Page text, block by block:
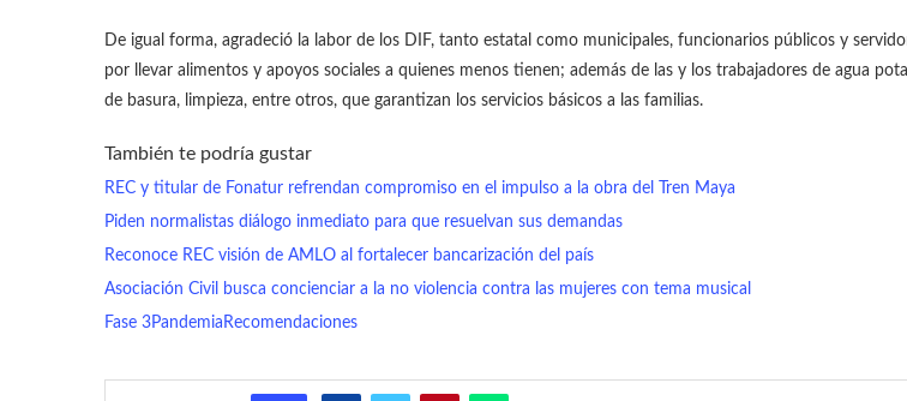
De igual forma, agradeció la labor de los DIF, tanto estatal como municipales, funcionarios públicos y
por llevar alimentos y apoyos sociales a quienes menos tienen; además de las y los trabajadores de agua
de basura, limpieza, entre otros, que garantizan los servicios básicos a las familias.
También te podría gustar
REC y titular de Fonatur refrendan compromiso en el impulso a la obra del Tren Maya
Piden normalistas diálogo inmediato para que resuelvan sus demandas
Reconoce REC visión de AMLO al fortalecer bancarización del país
Asociación Civil busca concienciar a la no violencia contra las mujeres con tema musical
Fase 3Pandemia Recomendaciones